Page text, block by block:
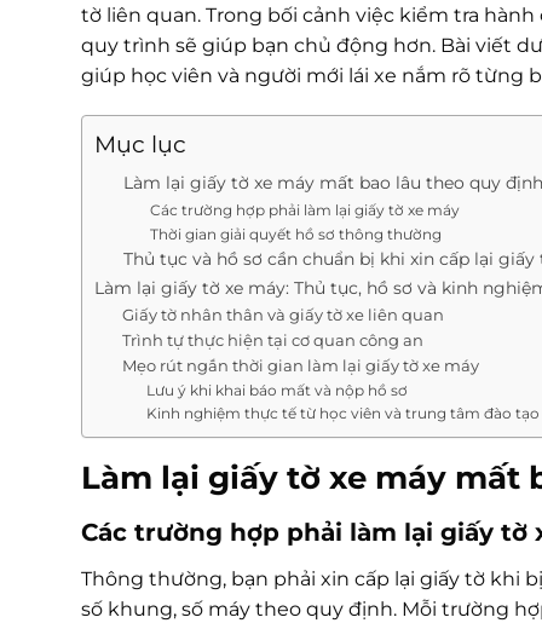
tờ liên quan. Trong bối cảnh việc kiểm tra
quy trình sẽ giúp bạn chủ động hơn. Bài viết
giúp học viên và người mới lái xe nắm rõ từng
Mục lục
Làm lại giấy tờ xe máy mất bao lâu theo quy
Các trường hợp phải làm lại giấy tờ xe máy
Thời gian giải quyết hồ sơ thông thường
Thủ tục và hồ sơ cần chuẩn bị khi xin cấp lại giấy
Làm lại giấy tờ xe máy: Thủ tục, hồ sơ và kinh
Giấy tờ nhân thân và giấy tờ xe liên quan
Trình tự thực hiện tại cơ quan công an
Mẹo rút ngắn thời gian làm lại giấy tờ xe máy
Lưu ý khi khai báo mất và nộp hồ sơ
Kinh nghiệm thực tế từ học viên và trung tâm đào tạo
Làm lại giấy tờ xe máy mất
Các trường hợp phải làm lại giấy tờ
Thông thường, bạn phải xin cấp lại giấy tờ khi
số khung, số máy theo quy định. Mỗi trường